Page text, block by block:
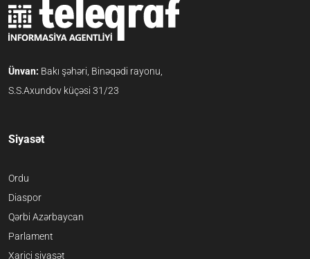
Ünvan: Bakı şəhəri, Binəqədi rayonu,
S.S.Axundov küçəsi 31/23
Siyasət
Ordu
Diaspor
Qərbi Azərbaycan
Parlament
Xarici siyasət